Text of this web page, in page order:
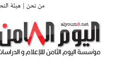
من نحن | هيئة